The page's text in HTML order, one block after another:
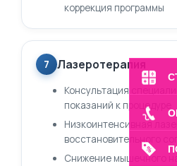
коррекция программы
7 Лазеротерапия
Консультация
показаний к процедуре
Низкоинтенсивная
восстановительного
Снижение мышечного